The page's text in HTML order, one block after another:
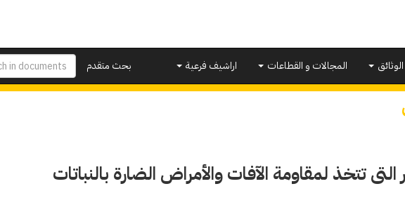
بحث متقدم
المجالات و القطاعات اراشيف فرعية
التى تتخذ لمقاومة الآفات والأمراض الضارة بالنباتات